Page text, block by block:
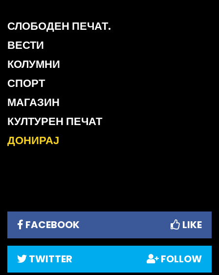
СЛОБОДЕН ПЕЧАТ.
ВЕСТИ
КОЛУМНИ
СПОРТ
МАГАЗИН
КУЛТУРЕН ПЕЧАТ
ДОНИРАЈ
FACEBOOK LIKE
TWITTER FOLLOW